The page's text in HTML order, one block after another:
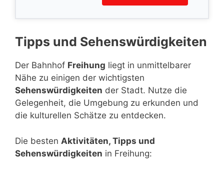
Tipps und Sehenswürdigkeiten
Der Bahnhof Freihung liegt in unmittelbarer
Nähe zu einigen der wichtigsten
Sehenswürdigkeiten der Stadt. Nutze die
Gelegenheit, die Umgebung zu erkunden und
die kulturellen Schätze zu entdecken.
Die besten Aktivitäten, Tipps und
Sehenswürdigkeiten in Freihung: